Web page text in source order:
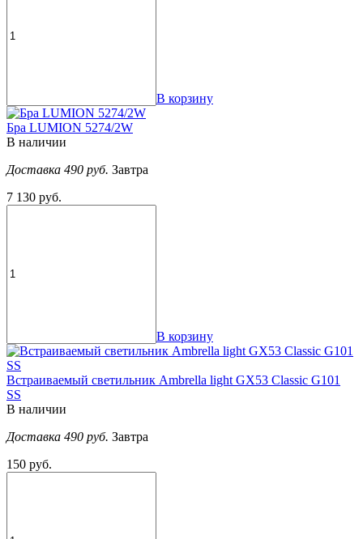
В корзину
Бра LUMION 5274/2W
В наличии
Доставка 490 руб. Завтра
7 130 руб.
В корзину
Встраиваемый светильник Ambrella light GX53 Classic G101
SS
В наличии
Доставка 490 руб. Завтра
150 руб.